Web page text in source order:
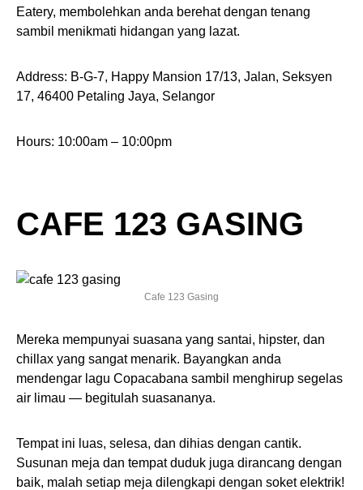
Eatery, membolehkan anda berehat dengan tenang
sambil menikmati hidangan yang lazat.
Address: B-G-7, Happy Mansion 17/13, Jalan, Seksyen
17, 46400 Petaling Jaya, Selangor
Hours: 10:00am – 10:00pm
CAFE 123 GASING
Cafe 123 Gasing
Mereka mempunyai suasana yang santai, hipster, dan
chillax yang sangat menarik. Bayangkan anda
mendengar lagu Copacabana sambil menghirup segelas
air limau — begitulah suasananya.
Tempat ini luas, selesa, dan dihias dengan cantik.
Susunan meja dan tempat duduk juga dirancang dengan
baik, malah setiap meja dilengkapi dengan soket elektrik!